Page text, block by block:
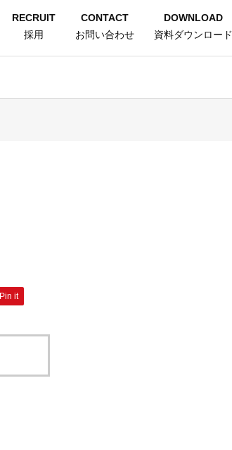
RECRUIT
採用
CONTACT
お問い合わせ
DOWNLOAD
資料ダウンロード
Pin it